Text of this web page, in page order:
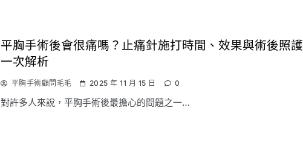
平胸手術後會很痛嗎？止痛針施打時間、效果與術後照護
一次解析
平胸手術顧問毛毛 2025 年 11 月 15 日 0
對許多人來說，平胸手術後最擔心的問題之一…